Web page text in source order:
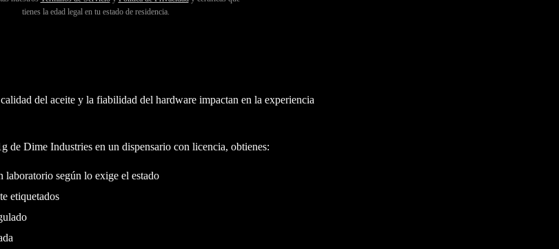
tienes la edad legal en tu estado de residencia.
un diseño de hardware moderno. El formato de
cartucho de 1g de Dime
del aceite y la fiabilidad del hardware impactan en la experiencia
de Dime Industries en un dispensario con licencia, obtienes:
laboratorio según lo exige el estado
etiquetados